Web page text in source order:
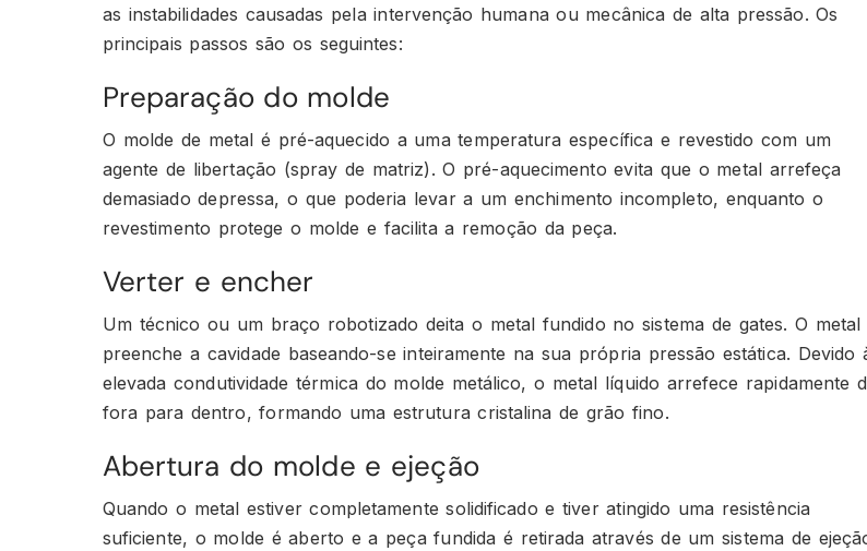
as instabilidades causadas pela intervenção humana ou mecânica de alta pressão. Os
principais passos são os seguintes:
Preparação do molde
O molde de metal é pré-aquecido a uma temperatura específica e revestido com um
agente de libertação (spray de matriz). O pré-aquecimento evita que o metal arrefeça
demasiado depressa, o que poderia levar a um enchimento incompleto, enquanto o
revestimento protege o molde e facilita a remoção da peça.
Verter e encher
Um técnico ou um braço robotizado deita o metal fundido no sistema de gates. O metal
preenche a cavidade baseando-se inteiramente na sua própria pressão estática. Devido
elevada condutividade térmica do molde metálico, o metal líquido arrefece rapidamente
fora para dentro, formando uma estrutura cristalina de grão fino.
Abertura do molde e ejeção
Quando o metal estiver completamente solidificado e tiver atingido uma resistência
suficiente, o molde é aberto e a peça fundida é retirada através de um sistema de